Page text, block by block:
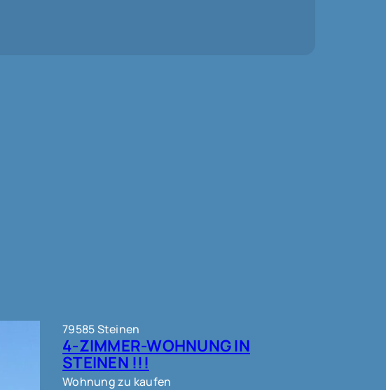
79585 Steinen
4-ZIMMER-WOHNUNG IN
STEINEN !!!
Wohnung zu kaufen